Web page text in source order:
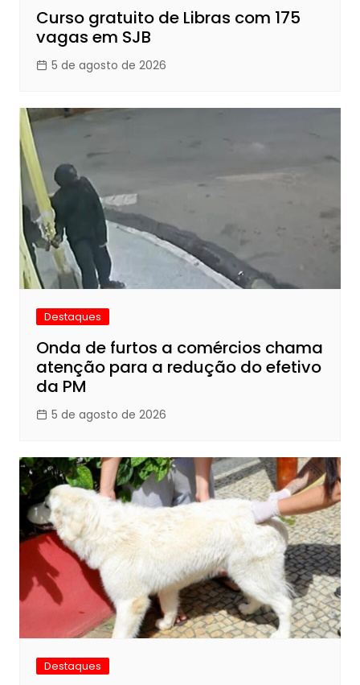
Curso gratuito de Libras com 175
vagas em SJB
5 de agosto de 2026
Destaques
Onda de furtos a comércios chama
atenção para a redução do efetivo
da PM
5 de agosto de 2026
Destaques